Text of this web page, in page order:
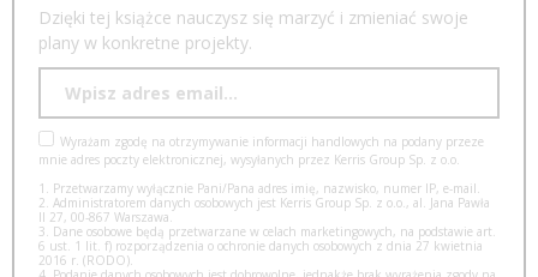
Dzięki tej książce nauczysz się marzyć i zmieniać swoje
plany w konkretne projekty.
Wyrażam zgodę na otrzymywanie informacji handlowych na podany przeze
mnie adres poczty elektronicznej, wysyłanych przez Kerris Group Sp. z o.o.
1. Przetwarzamy wyłącznie Pani/Pana adres imię, nazwisko, numer IP, e-mail.
2. Administratorem danych osobowych jest Kerris Group Sp. z o.o., al. Jana Pawła
II 27, 00-867 Warszawa.
3. Dane osobowe będą przetwarzane w celach marketingowych, na podstawie art.
6 ust. 1 lit. f) rozporządzenia o ochronie danych osobowych z dnia 27 kwietnia
2016 r. (RODO).